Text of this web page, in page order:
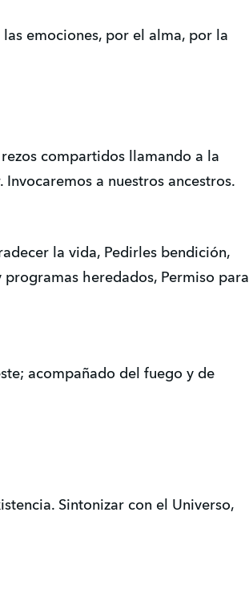
emociones, por el alma, por la
compartidos llamando a la
a nuestros ancestros.
la vida, Pedirles bendición,
heredados, Permiso para
acompañado del fuego y de
Sintonizar con el Universo,